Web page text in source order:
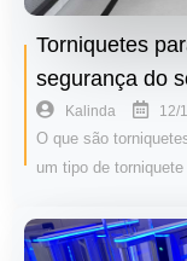
Torniquetes
segurança do
Kalinda 12/
O que são
um tipo de